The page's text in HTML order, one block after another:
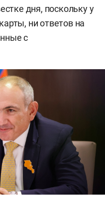
дня, поскольку у
ни ответов на
с